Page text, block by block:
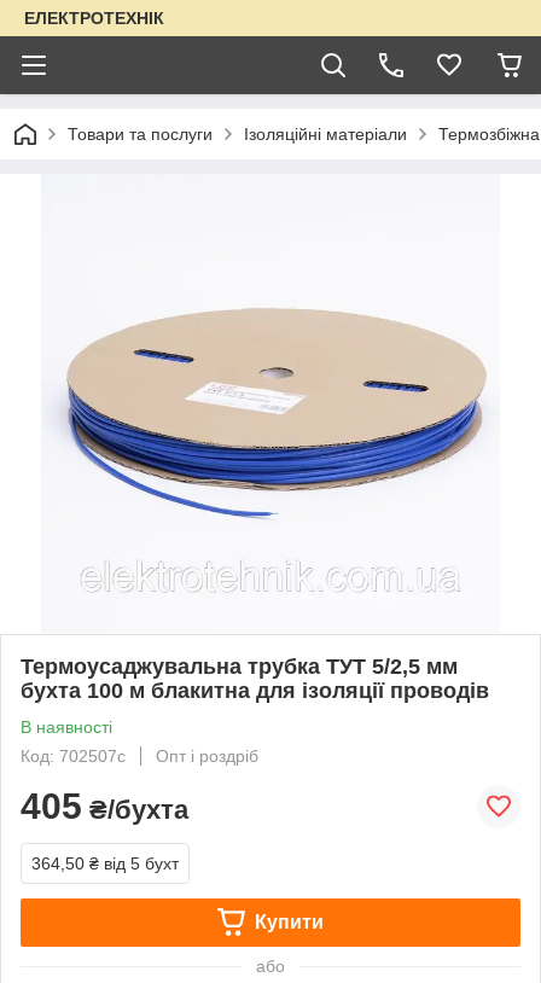
ЕЛЕКТРОТЕХНІК
Товари та послуги Ізоляційні матеріали
Термоусаджувальна трубка ТУТ 5/2,5 мм
бухта 100 м блакитна для ізоляції проводів
В наявності
Код: 702507с
Опт і роздріб
405 ₴/бухта
364,50 ₴ від 5 бухт
Купити
або